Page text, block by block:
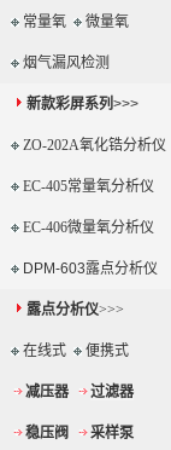
常量氧 微量氧
烟气漏风检测
新款彩屏系列>>>
ZO-202A氧化锆分析仪
EC-405常量氧分析仪
EC-406微量氧分析仪
DPM-603露点分析仪
露点分析仪>>>
在线式 便携式
减压器 过滤器
稳压阀 采样泵